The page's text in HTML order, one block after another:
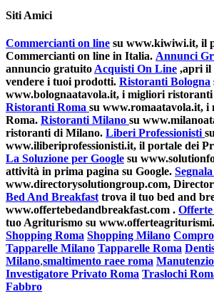
Siti Amici
Commercianti on line su www.kiwiwi.it, il
Commercianti on line in Italia. Annunci
annuncio gratuitoAcquisti On Line ,apri il
vendere i tuoi prodotti. Ristoranti Bologna
www.bolognaatavola.it, i migliori
Ristoranti Roma su www.romaatavola.it,
Roma. Ristoranti Milano su
ristoranti di Milano. Liberi Professionisti
www.iliberiprofessionisti.it, il portale dei
La Soluzione per Google su
attività in prima pagina su Google.
www.directorysolutiongroup.com,
Bed And Breakfasttrova il tuo bed and
www.offertebedandbreakfast.com .
tuo Agriturismo su
Shopping Roma Shopping Milano
Tapparelle Milano Tapparelle Roma
Milano,smaltimento raee roma
Investigatore Privato Roma Traslochi
Fabbro